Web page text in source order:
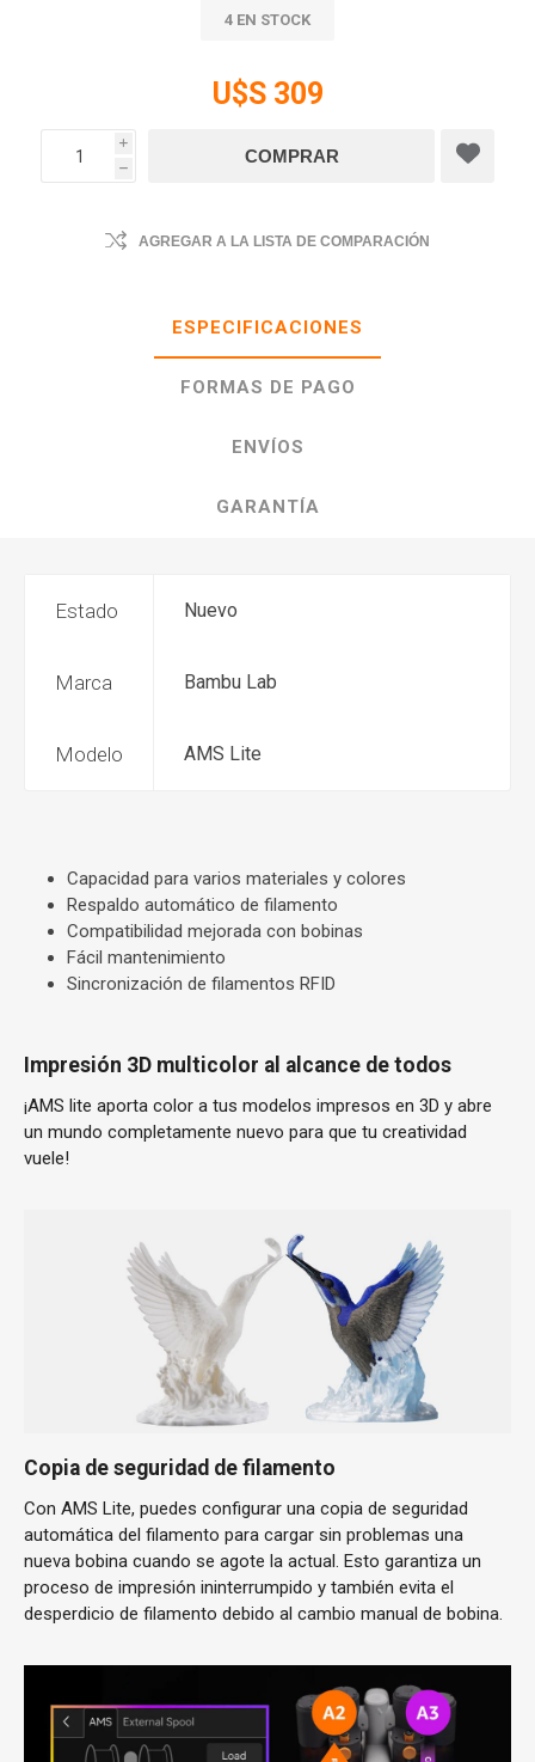
4 EN STOCK
U$S 309
i
h
AGREGAR A LA LISTA DE COMPARACIÓN
ESPECIFICACIONES
FORMAS DE PAGO
ENVÍOS
GARANTÍA
Estado Nuevo
Marca Bambu Lab
Modelo AMS Lite
Capacidad para varios materiales y colores
Respaldo automático de filamento
Compatibilidad mejorada con bobinas
Fácil mantenimiento
Sincronización de filamentos RFID
Impresión 3D multicolor al alcance de todos
¡AMS lite aporta color a tus modelos impresos en 3D y abre
un mundo completamente nuevo para que tu creatividad
vuele!
Copia de seguridad de filamento
Con AMS Lite, puedes configurar una copia de seguridad
automática del filamento para cargar sin problemas una
nueva bobina cuando se agote la actual. Esto garantiza un
proceso de impresión ininterrumpido y también evita el
desperdicio de filamento debido al cambio manual de bobina.